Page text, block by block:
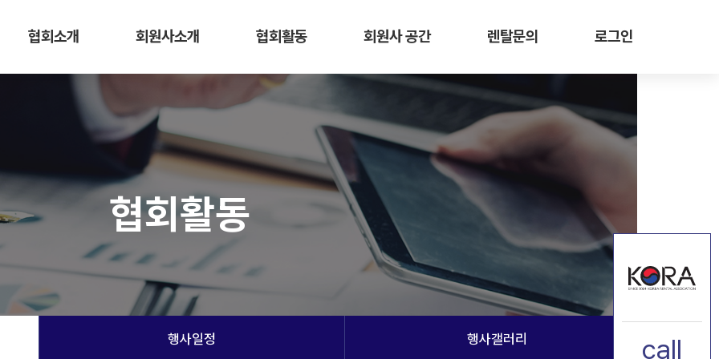
협회소개 회원사소개 협회활동 회원사 공간 렌탈문의 로그인
협회활동
행사일정 행사갤러리 call